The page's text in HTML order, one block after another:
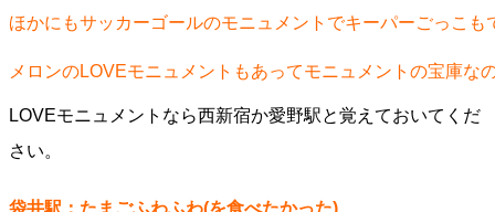
ほかにもサッカーゴールのモニュメントでキーパーごっこも
メロンのLOVEモニュメントもあってモニュメントの宝庫な
LOVEモニュメントなら西新宿か愛野駅と覚えておいてくだ
さい。
袋井駅：たまごふわふわ(を食べたかった)